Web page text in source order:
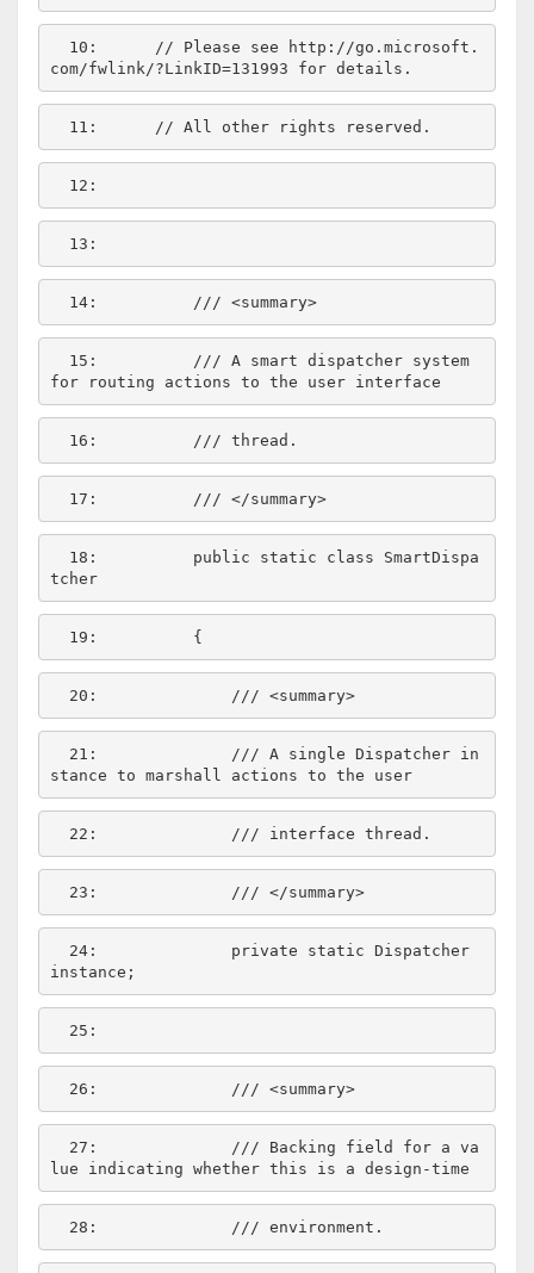
  10:
// Please see http://go.microsoft.
com/fwlink/?LinkID=131993 for details.
  11:
// All other rights reserved.
  12:
  13:
  14:
/// <summary>
  15:
/// A smart dispatcher system
for routing actions to the user interface
  16:
/// thread.
  17:
/// </summary>
  18:
public static class SmartDispa
  19:
  20:
/// <summary>
  21:
/// A single Dispatcher in
stance to marshall actions to the user
  22:
/// interface thread.
  23:
/// </summary>
  24:
private static Dispatcher
  25:
  26:
/// <summary>
  27:
/// Backing field for a va
lue indicating whether this is a design-time
  28:
/// environment.